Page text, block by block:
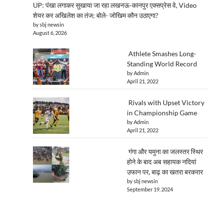
UP: पंखा लगाकर सुखाया जा रहा लखनऊ-कानपुर एक्सप्रेस वे, Video
शेयर कर अखिलेश का तंज; बोले- जोखिम कौन उठाएगा?
by sbj newsin
August 6, 2026
Athlete Smashes Long-
Standing World Record
by Admin
April 21, 2022
Rivals with Upset Victory
in Championship Game
by Admin
April 21, 2022
गंगा और यमुना का जलस्तर स्थिर
होने के बाद अब सहायक नदियां
उफान पर, बाढ़ का खतरा बरकरार
by sbj newsin
September 19, 2024